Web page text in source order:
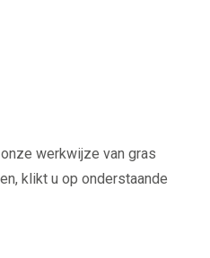
werkwijze van gras
klikt u op onderstaande